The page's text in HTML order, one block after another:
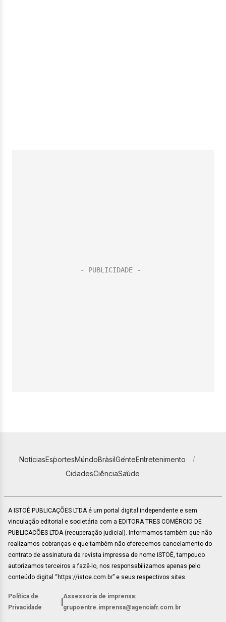
NotíciasEsportesMundoBrasilGenteEntretenimento
CidadesCiênciaSaúde
A ISTOÉ PUBLICAÇÕES LTDA é um portal digital independente e sem
vinculação editorial e societária com a EDITORA TRES COMÉRCIO DE
PUBLICACÕES LTDA (recuperação judicial). Informamos também que não
realizamos cobranças e que também não oferecemos cancelamento do
contrato de assinatura da revista impressa de nome ISTOÉ, tampouco
autorizamos terceiros a fazê-lo, nos responsabilizamos apenas pelo
conteúdo digital “https://istoe.com.br” e seus respectivos sites.
Política de
Privacidade
Assessoria de imprensa:
grupoentre.imprensa@agenciafr.com.br